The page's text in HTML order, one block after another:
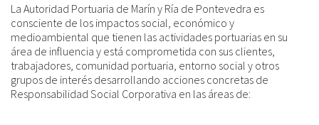
La Autoridad Portuaria de Marín y Ría de Pontevedra es
consciente de los impactos social, económico y
medioambiental que tienen las actividades portuarias en su
área de influencia y está comprometida con sus clientes,
trabajadores, comunidad portuaria, entorno social y otros
grupos de interés desarrollando acciones concretas de
Responsabilidad Social Corporativa en las áreas de: